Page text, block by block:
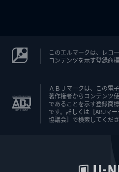
このエルマークは、レコ
コンテンツを示す登録商
ＡＢＪマークは、この電
著作権者からコンテンツ
であることを示す登録商
です。詳しくは［ABJマ
協議会］で検索してくださ